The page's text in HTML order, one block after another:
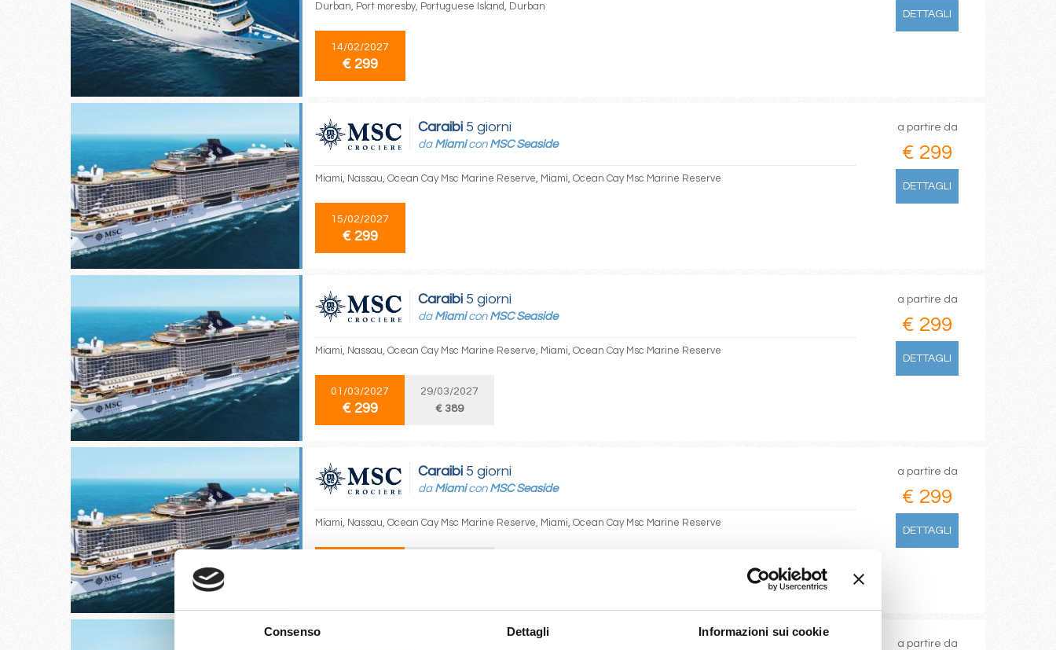
Consenso Dettagli Informazioni sui cookie
Durban, Port moresby, Portuguese Island, Durban
14/02/2027
€ 299
DETTAGLI
Caraibi 5 giorni
da Miamicon MSC Seaside
Miami, Nassau, Ocean Cay Msc Marine Reserve, Miami, Ocean Cay Msc Marine Reserve
15/02/2027
€ 299
a partire da
€ 299
DETTAGLI
Caraibi 5 giorni
da Miamicon MSC Seaside
Miami, Nassau, Ocean Cay Msc Marine Reserve, Miami, Ocean Cay Msc Marine Reserve
01/03/2027
€ 299
29/03/2027
€ 389
a partire da
€ 299
DETTAGLI
Caraibi 5 giorni
da Miamicon MSC Seaside
Miami, Nassau, Ocean Cay Msc Marine Reserve, Miami, Ocean Cay Msc Marine Reserve
a partire da
€ 299
DETTAGLI
a partire da